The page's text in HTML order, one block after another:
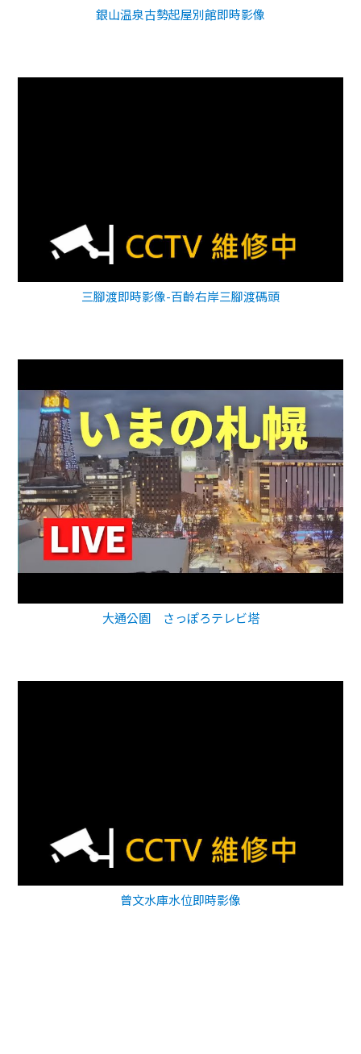
銀山温泉古勢起屋別館即時影像
三腳渡即時影像-百齡右岸三腳渡碼頭
大通公園 さっぽろテレビ塔
曾文水庫水位即時影像